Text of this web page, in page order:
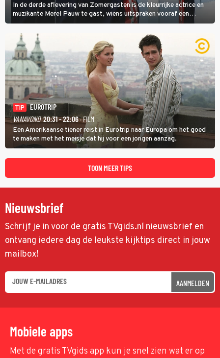
In de derde aflevering van Zomergasten is de kleurrijke actrice en
muzikante Merel Pauw te gast, wiens uitspraken vooraf een
boeiende avond beloven: 'Mijn ideale televisieavond is zoals mijn
identiteit: grenzeloos, absurd en vol angsten'.
TIP
EUROTRIP
VANAVOND 20:31 - 22:06· FILM
Een Amerikaanse tiener reist in Eurotrip naar Europa om het goed
te maken met het meisje dat hij voor een jongen aanzag.
TOON MEER TIPS
Nieuwsbrief
Schrijf je in voor de gratis TVgids.nl nieuwsbrief en
ontvang iedere dag de leukste kijktips direct in jouw
mailbox!
AANMELDEN
Mobiele apps
Met de gratis TVgids app kun je snel zien wat er op